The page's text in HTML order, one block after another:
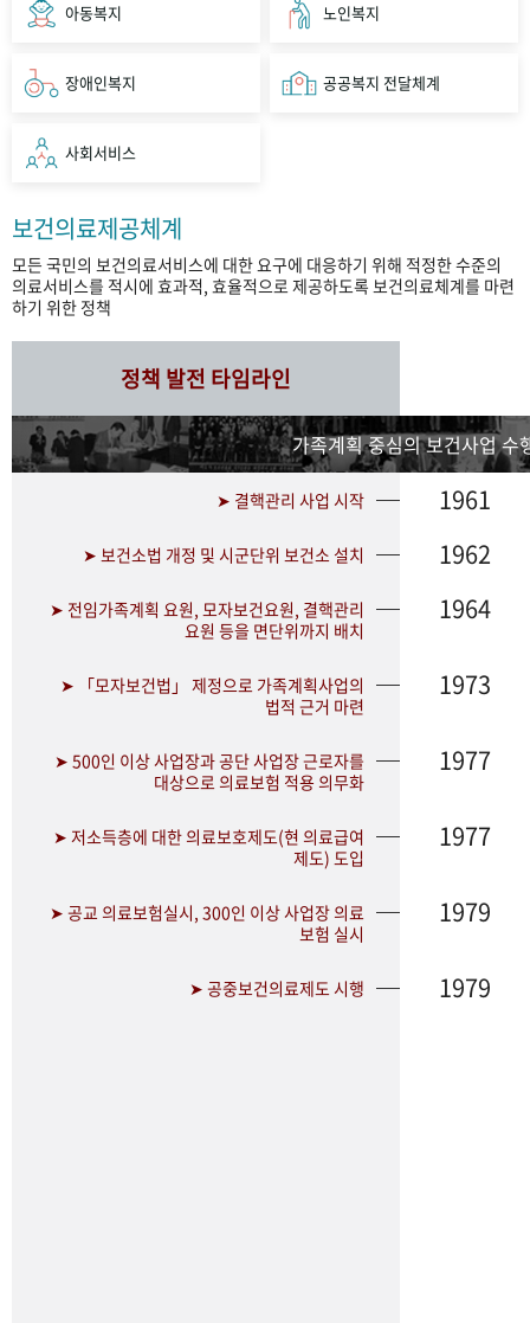
아동복지 노인복지
장애인복지 공공복지 전달체계
사회서비스
보건의료제공체계
모든 국민의 보건의료서비스에 대한 요구에 대응하기 위해 적정한 수준의
의료서비스를 적시에 효과적, 효율적으로 제공하도록 보건의료체계를 마련
하기 위한 정책
정책 발전 타임라인
가족계획 중심의 보건사업 수
➤ 결핵관리 사업 시작 1961
➤ 보건소법 개정 및 시군단위 보건소 설치 1962
➤ 전임가족계획 요원, 모자보건요원, 결핵관리
요원 등을 면단위까지 배치
1964
➤ 「모자보건법」 제정으로 가족계획사업의
법적 근거 마련
1973
➤ 500인 이상 사업장과 공단 사업장 근로자를
대상으로 의료보험 적용 의무화
1977
➤ 저소득층에 대한 의료보호제도(현 의료급여
제도) 도입
1977
➤ 공교 의료보험실시, 300인 이상 사업장 의료
보험 실시
1979
➤ 공중보건의료제도 시행 1979